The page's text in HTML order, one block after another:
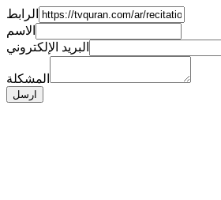
الرابط
الاسم
البريد الإلكتروني
المشكلة
ارسل